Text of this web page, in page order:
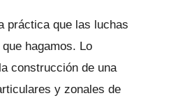
práctica que las luchas
hagamos. Lo
construcción de una
y zonales de